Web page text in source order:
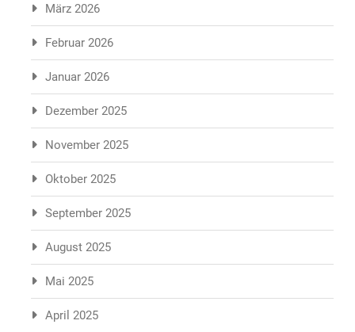
März 2026
Februar 2026
Januar 2026
Dezember 2025
November 2025
Oktober 2025
September 2025
August 2025
Mai 2025
April 2025